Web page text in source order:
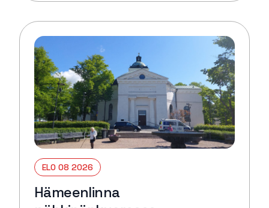
ELO 08 2026
Hämeenlinna